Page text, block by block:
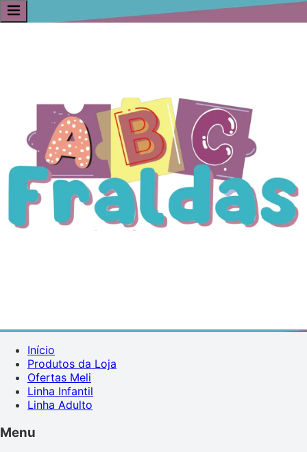
Início
Produtos da Loja
Ofertas Meli
Linha Infantil
Linha Adulto
Menu